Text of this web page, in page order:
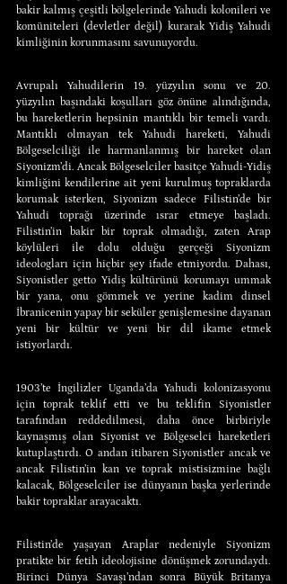
bakir kalmış çeşitli bölgelerinde Yahudi kolonileri ve
komüniteleri (devletler değil) kurarak Yidiş Yahudi
kimliğinin korunmasını savunuyordu.
Avrupalı Yahudilerin 19. yüzyılın sonu ve 20.
yüzyılın başındaki koşulları göz önüne alındığında,
bu hareketlerin hepsinin mantıklı bir temeli vardı.
Mantıklı olmayan tek Yahudi hareketi, Yahudi
Bölgeselciliği ile harmanlanmış bir hareket olan
Siyonizm’di. Ancak Bölgeselciler basitçe Yahudi-Yidiş
kimliğini kendilerine ait yeni kurulmuş topraklarda
korumak isterken, Siyonizm sadece Filistin’de bir
Yahudi toprağı üzerinde ısrar etmeye başladı.
Filistin’in bakir bir toprak olmadığı, zaten Arap
köylüleri ile dolu olduğu gerçeği Siyonizm
ideologları için hiçbir şey ifade etmiyordu. Dahası,
Siyonistler getto Yidiş kültürünü korumayı ummak
bir yana, onu gömmek ve yerine kadim dinsel
İbranicenin yapay bir seküler genişlemesine dayanan
yeni bir kültür ve yeni bir dil ikame etmek
istiyorlardı.
1903’te İngilizler Uganda’da Yahudi kolonizasyonu
için toprak teklif etti ve bu teklifin Siyonistler
tarafından reddedilmesi, daha önce birbiriyle
kaynaşmış olan Siyonist ve Bölgeselci hareketleri
kutuplaştırdı. O andan itibaren Siyonistler ancak ve
ancak Filistin’in kan ve toprak mistisizmine bağlı
kalacak, Bölgeselciler ise dünyanın başka yerlerinde
bakir topraklar arayacaktı.
Filistin’de yaşayan Araplar nedeniyle Siyonizm
pratikte bir fetih ideolojisine dönüşmek zorundaydı.
Birinci Dünya Savaşı’ndan sonra Büyük Britanya